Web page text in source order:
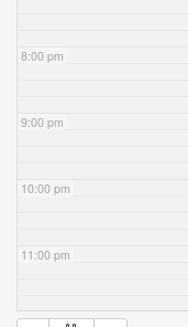
8:00 pm
9:00 pm
10:00 pm
11:00 pm